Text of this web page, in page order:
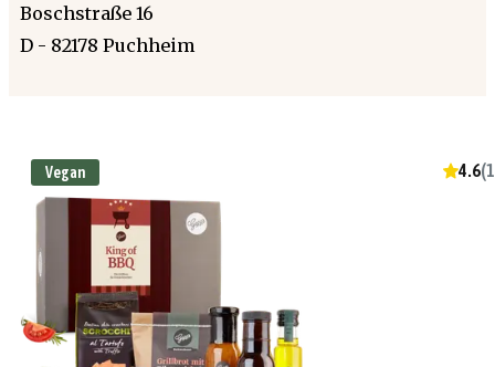
Boschstraße 16
D - 82178 Puchheim
Vegan 4.6(